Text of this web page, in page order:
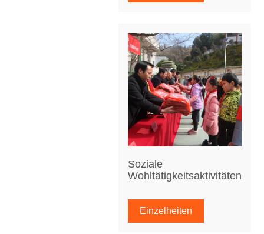
Soziale
Wohltätigkeitsaktivitäten
Einzelheiten